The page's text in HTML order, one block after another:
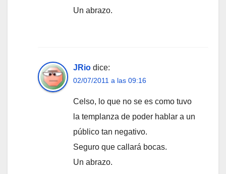
Un abrazo.
JRio dice:
02/07/2011 a las 09:16
Celso, lo que no se es como tuvo
la templanza de poder hablar a un
público tan negativo.
Seguro que callará bocas.
Un abrazo.